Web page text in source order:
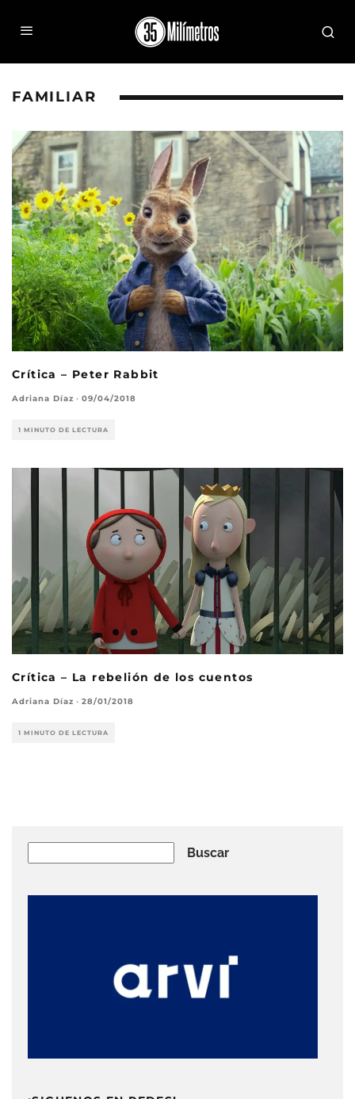
FAMILIAR
Crítica – Peter Rabbit
Adriana Díaz · 09/04/2018
1 MINUTO DE LECTURA
Crítica – La rebelión de los cuentos
Adriana Díaz · 28/01/2018
1 MINUTO DE LECTURA
Buscar